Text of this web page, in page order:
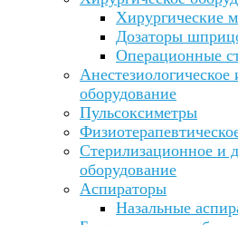
Хирургические
Дозаторы
Операционные
оборудование
Пульсоксиметры
Стерилизационное и
оборудование
Аспираторы
Назальные